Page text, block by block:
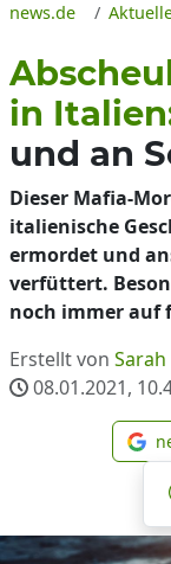
news.de
in
und an
Dieser Mafia-
italienische
ermordet und
verfüttert.
noch immer auf
Erstellt von
08.01.2021,